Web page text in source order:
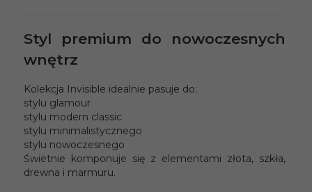
Styl premium do nowoczesnych
wnętrz
Kolekcja Invisible idealnie pasuje do:
stylu glamour
stylu modern classic
stylu minimalistycznego
stylu nowoczesnego
Świetnie komponuje się z elementami złota, szkła,
drewna i marmuru.